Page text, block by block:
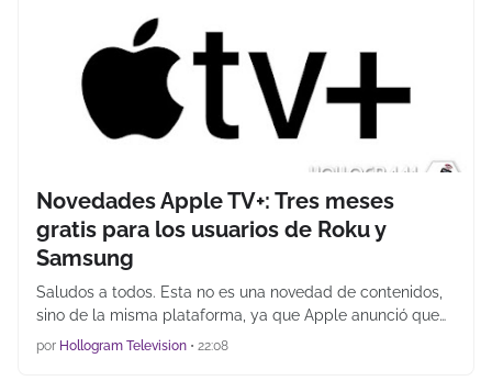
Novedades Apple TV+: Tres meses
gratis para los usuarios de Roku y
Samsung
Saludos a todos. Esta no es una novedad de contenidos,
sino de la misma plataforma, ya que Apple anunció que…
por Hollogram Television • 22:08